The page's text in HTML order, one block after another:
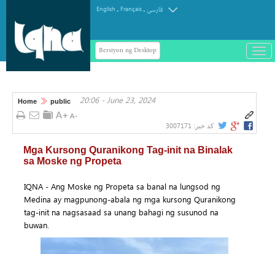
English . Français.فارسی
Bersiyon ng Desktop
باز
و
Home public 20:06 - June 23, 2024
کد خبر: 3007171
Mga Kursong Quranikong Tag-init na Binalak
sa Moske ng Propeta
IQNA - Ang Moske ng Propeta sa banal na lungsod ng
Medina ay magpunong-abala ng mga kursong Quranikong
tag-init na nagsasaad sa unang bahagi ng susunod na
buwan.